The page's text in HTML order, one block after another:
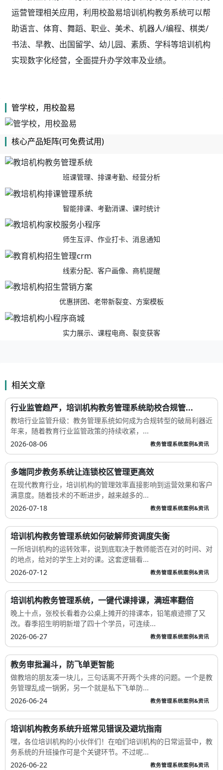
运营管理相关应用，利用校盈易培训机构教务系统可以帮
助语言、体育、舞蹈、职业、美术、机器人/编程、棋类/
书法、早教、出国留学、幼儿园、素质、学科等培训机构
实现数字化经营，全面提升办学效率及业绩。
管学校，用校盈易
核心产品矩阵(可免费试用)
班课管理、排课考勤、经营分析
智能排课、考勤消课、课时统计
师生互评、作业打卡、消息通知
线索分配、客户画像、商机提醒
优惠拼团、老带新裂变、方案模板
实力展示、课程电商、裂变获客
相关文章
行业监管趋严，培训机构教务管理系统助校合规管...
教培行业监管升级：教务管理系统如何成为合规转型的破局利器近
年来，随着教育行业监管政策的持续收紧，...
2026-08-06
教务管理系统案例&资讯
多端同步教务系统让连锁校区管理更高效
在现代教育行业，培训机构的管理效率直接影响到运营效果和客户
满意度。随着技术的不断进步，越来越多的...
2026-07-18
教务管理系统案例&资讯
培训机构教务管理系统如何破解师资调度失衡
一所培训机构的运转效率，说到底取决于教师能否在对的时间、对
的地点，给对的学生上对的课。这套逻辑看...
2026-07-12
教务管理系统案例&资讯
培训机构教务管理系统，一键代课排课，满班率翻倍
晚上十点，张校长看着办公桌上摊开的排课本，铅笔痕迹擦了又
改。春季招生明明新增了四十个学员，可连续...
2026-06-27
教务管理系统案例&资讯
教务审批漏斗，防飞单更智能
做教培的朋友凑一块儿，三句话离不开两个头疼的问题。一个是教
务管理乱成一锅粥，另一个就是私下飞单防...
2026-06-24
教务管理系统案例&资讯
培训机构教务系统升班常见错误及避坑指南
嘿，各位培训机构的小伙伴们！在咱们培训机构的日常运营中，教
务系统的升班操作可是个关键环节。不过呢...
2026-06-22
教务管理系统案例&资讯